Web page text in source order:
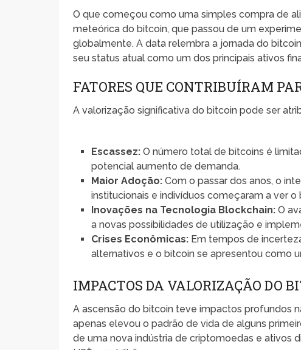
O que começou como uma simples compra de
meteórica do bitcoin, que passou de um
globalmente. A data relembra a jornada do
seu status atual como um dos principais ativos
FATORES QUE CONTRIBUÍRAM
A valorização significativa do bitcoin pode ser
Escassez: O número total de bitcoins é
potencial aumento de demanda.
Maior Adoção: Com o passar dos anos, o
institucionais e indivíduos começaram a ver
Inovações na Tecnologia Blockchain: O
a novas possibilidades de utilização e
Crises Econômicas: Em tempos de
alternativos e o bitcoin se apresentou como
IMPACTOS DA VALORIZAÇÃO DO
A ascensão do bitcoin teve impactos profundos
apenas elevou o padrão de vida de alguns
de uma nova indústria de criptomoedas e ativos